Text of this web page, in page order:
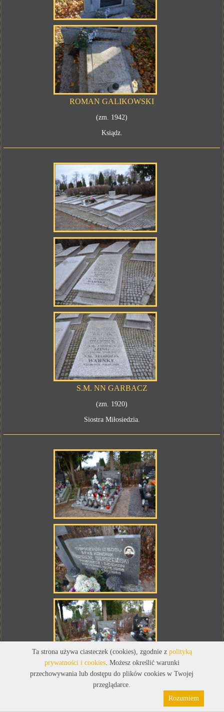
ROMAN GALIKOWSKI
(zm. 1942)
Ksiądz.
S.M. NN GARBACZ
(zm. 1920)
Siostra Miłosiedzia.
KSIĄDZ KAZIMIERZ GIERSZEWSKI
(1922 - 1988)
Ksiądz Kanonik. Proboszcz i Dziekan Koscierski 1976-1988r.
Ta strona używa ciasteczek (cookies), zgodnie z polityką
prywatności i cookies. Możesz określić warunki
przechowywania lub dostępu do plików cookies w Twojej
przeglądarce.
Rozumiem